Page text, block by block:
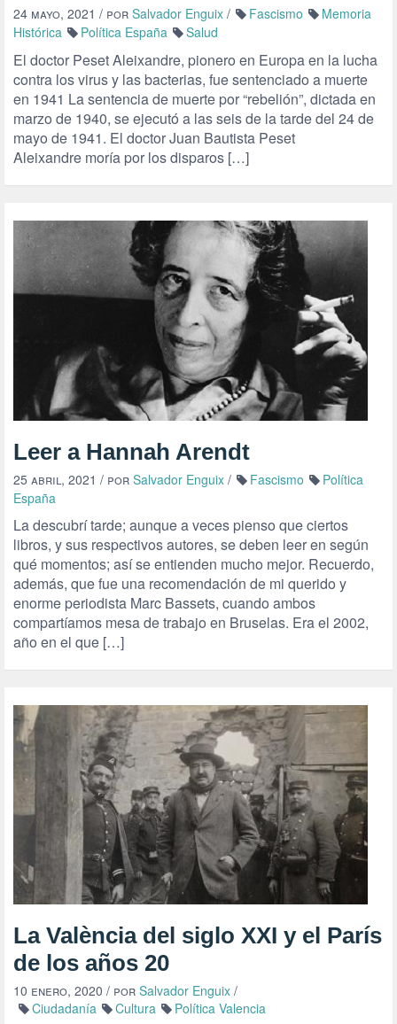
24 mayo, 2021 / por Salvador Enguix / Fascismo
Memoria
Histórica
Política España Salud
El doctor Peset Aleixandre, pionero en Europa en la lucha
contra los virus y las bacterias, fue sentenciado a muerte
en 1941 La sentencia de muerte por “rebelión”, dictada en
marzo de 1940, se ejecutó a las seis de la tarde del 24 de
mayo de 1941. El doctor Juan Bautista Peset
Aleixandre moría por los disparos […]
Leer a Hannah Arendt
25 abril, 2021 / por Salvador Enguix / Fascismo
Política
España
La descubrí tarde; aunque a veces pienso que ciertos
libros, y sus respectivos autores, se deben leer en según
qué momentos; así se entienden mucho mejor. Recuerdo,
además, que fue una recomendación de mi querido y
enorme periodista Marc Bassets, cuando ambos
compartíamos mesa de trabajo en Bruselas. Era el 2002,
año en el que […]
La València del siglo XXI y el París
de los años 20
10 enero, 2020 / por Salvador Enguix /
Ciudadanía
Cultura Política Valencia